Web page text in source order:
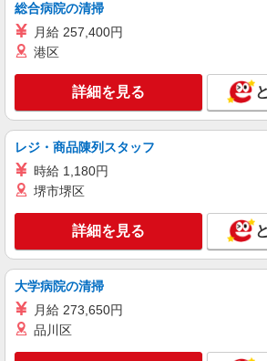
総合病院の清掃
月給 257,400円
港区
詳細を見る
レジ・商品陳列スタッフ
時給 1,180円
堺市堺区
詳細を見る
大学病院の清掃
月給 273,650円
品川区